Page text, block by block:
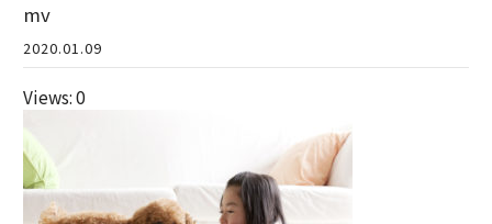
mv
2020.01.09
Views: 0